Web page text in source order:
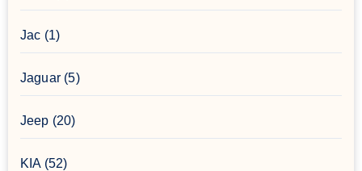
Jac (1)
Jaguar(5)
Jeep (20)
KIA(52)